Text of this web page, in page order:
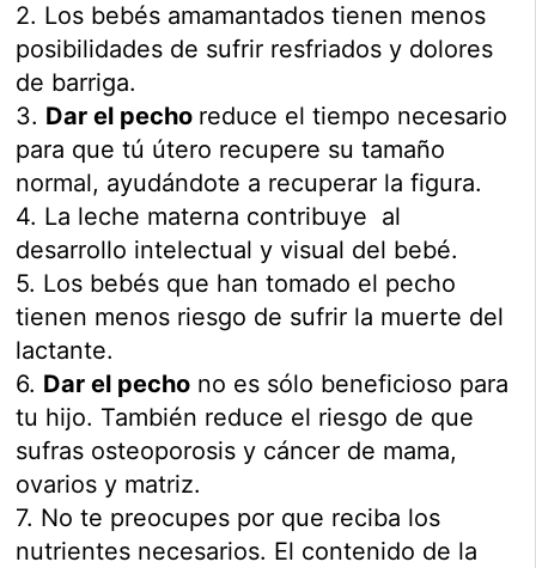
2. Los bebés amamantados tienen menos
posibilidades de sufrir resfriados y dolores
de barriga.
3. Dar el pecho reduce el tiempo necesario
para que tú útero recupere su tamaño
normal, ayudándote a recuperar la figura.
4. La leche materna contribuye al
desarrollo intelectual y visual del bebé.
5. Los bebés que han tomado el pecho
tienen menos riesgo de sufrir la muerte del
lactante.
6. Dar el pecho no es sólo beneficioso para
tu hijo. También reduce el riesgo de que
sufras osteoporosis y cáncer de mama,
ovarios y matriz.
7. No te preocupes por que reciba los
nutrientes necesarios. El contenido de la